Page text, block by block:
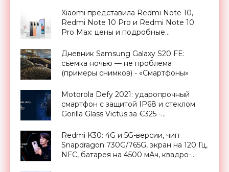
Xiaomi представила Redmi Note 10,
Redmi Note 10 Pro и Redmi Note 10
Pro Max: цены и подробные
«Смартфоны»
Дневник Samsung Galaxy S20 FE:
съемка ночью — не проблема
(примеры снимков) - «Смартфоны»
Motorola Defy 2021: ударопрочный
смартфон с защитой IP68 и стеклом
Gorilla Glass Victus за €325 -
Redmi K30: 4G и 5G-версии, чип
Snapdragon 730G/765G, экран на 120 Гц,
NFC, батарея на 4500 мАч, квадро-